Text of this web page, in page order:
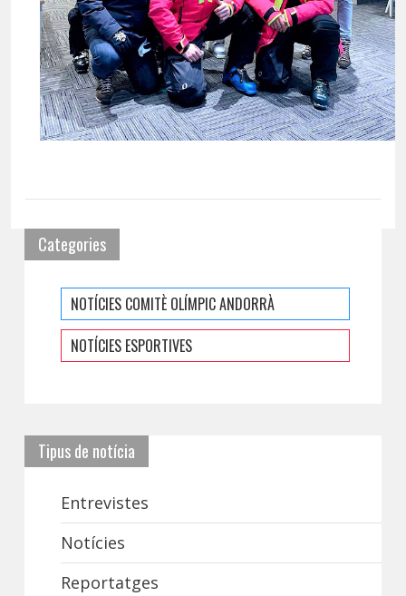
Categories
NOTÍCIES COMITÈ OLÍMPIC ANDORRÀ
NOTÍCIES ESPORTIVES
Tipus de notícia
Entrevistes
Notícies
Reportatges